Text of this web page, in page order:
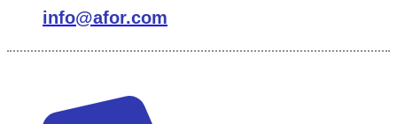
info@afor.com